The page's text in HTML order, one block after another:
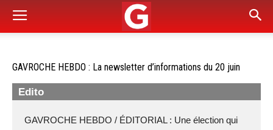
GAVROCHE HEBDO : La newsletter d’informations du 20 juin
Edito
GAVROCHE HEBDO / ÉDITORIAL : Une élection qui